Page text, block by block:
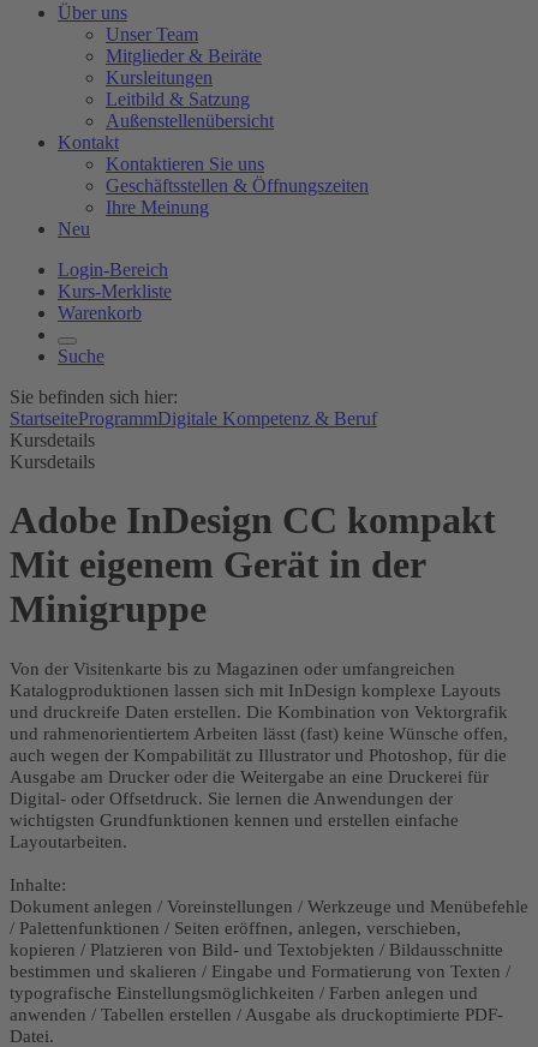
Über uns
Unser Team
Mitglieder & Beiräte
Kursleitungen
Leitbild & Satzung
Außenstellenübersicht
Kontakt
Kontaktieren Sie uns
Geschäftsstellen & Öffnungszeiten
Ihre Meinung
Neu
Login-Bereich
Kurs-Merkliste
Warenkorb
Suche
Sie befinden sich hier:
StartseiteProgrammDigitale Kompetenz & Beruf
Kursdetails
Kursdetails
Adobe InDesign CC kompakt
Mit eigenem Gerät in der
Minigruppe
Von der Visitenkarte bis zu Magazinen oder umfangreichen
Katalogproduktionen lassen sich mit InDesign komplexe Layouts
und druckreife Daten erstellen. Die Kombination von Vektorgrafik
und rahmenorientiertem Arbeiten lässt (fast) keine Wünsche offen,
auch wegen der Kompabilität zu Illustrator und Photoshop, für die
Ausgabe am Drucker oder die Weitergabe an eine Druckerei für
Digital- oder Offsetdruck. Sie lernen die Anwendungen der
wichtigsten Grundfunktionen kennen und erstellen einfache
Layoutarbeiten.
Inhalte:
Dokument anlegen / Voreinstellungen / Werkzeuge und Menübefehle
/ Palettenfunktionen / Seiten eröffnen, anlegen, verschieben,
kopieren / Platzieren von Bild- und Textobjekten / Bildausschnitte
bestimmen und skalieren / Eingabe und Formatierung von Texten /
typografische Einstellungsmöglichkeiten / Farben anlegen und
anwenden / Tabellen erstellen / Ausgabe als druckoptimierte PDF-
Datei.